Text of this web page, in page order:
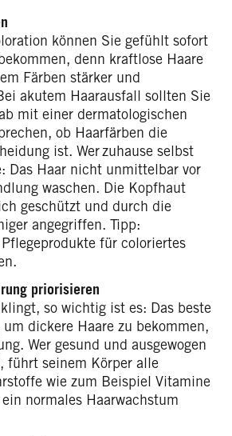
können Sie gefühlt sofort
denn kraftlose Haare
Färben stärker und
akutem Haarausfall sollten Sie
mit einer dermatologischen
ob Haarfärben die
ist. Wer zuhause selbst
Das Haar nicht unmittelbar vor
waschen. Die Kopfhaut
geschützt und durch die
angegriffen. Tipp:
für coloriertes
priorisieren
so wichtig ist es: Das beste
dickere Haare zu bekommen,
Wer gesund und ausgewogen
führt seinem Körper alle
wie zum Beispiel Vitamine
normales Haarwachstum